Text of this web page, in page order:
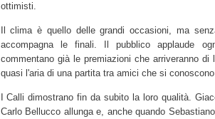
ottimisti.
Il clima è quello delle grandi occasioni, ma
accompagna le finali. Il pubblico applaude
commentano già le premiazioni che arriveranno
quasi l'aria di una partita tra amici che si
I Calli dimostrano fin da subito la loro qualità.
Carlo Bellucco allunga e, anche quando